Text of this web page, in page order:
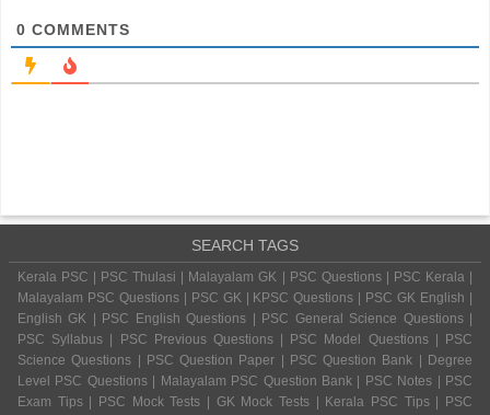
0 COMMENTS
SEARCH TAGS
Kerala PSC | PSC Thulasi | Malayalam GK | PSC Questions | PSC Kerala |
Malayalam PSC Questions | PSC GK | KPSC Questions | PSC GK English |
English GK | PSC English Questions | PSC General Science Questions |
PSC Syllabus | PSC Previous Questions | PSC Model Questions | PSC
Science Questions | PSC Question Paper | PSC Question Bank | Degree
Level PSC Questions | Malayalam PSC Question Bank | PSC Notes | PSC
Exam Tips | PSC Mock Tests | GK Mock Tests | Kerala PSC Tips | PSC